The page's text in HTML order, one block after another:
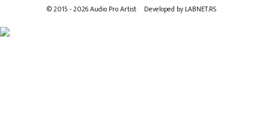
© 2015 - 2026 Audio Pro Artist Developed by LABNET.RS